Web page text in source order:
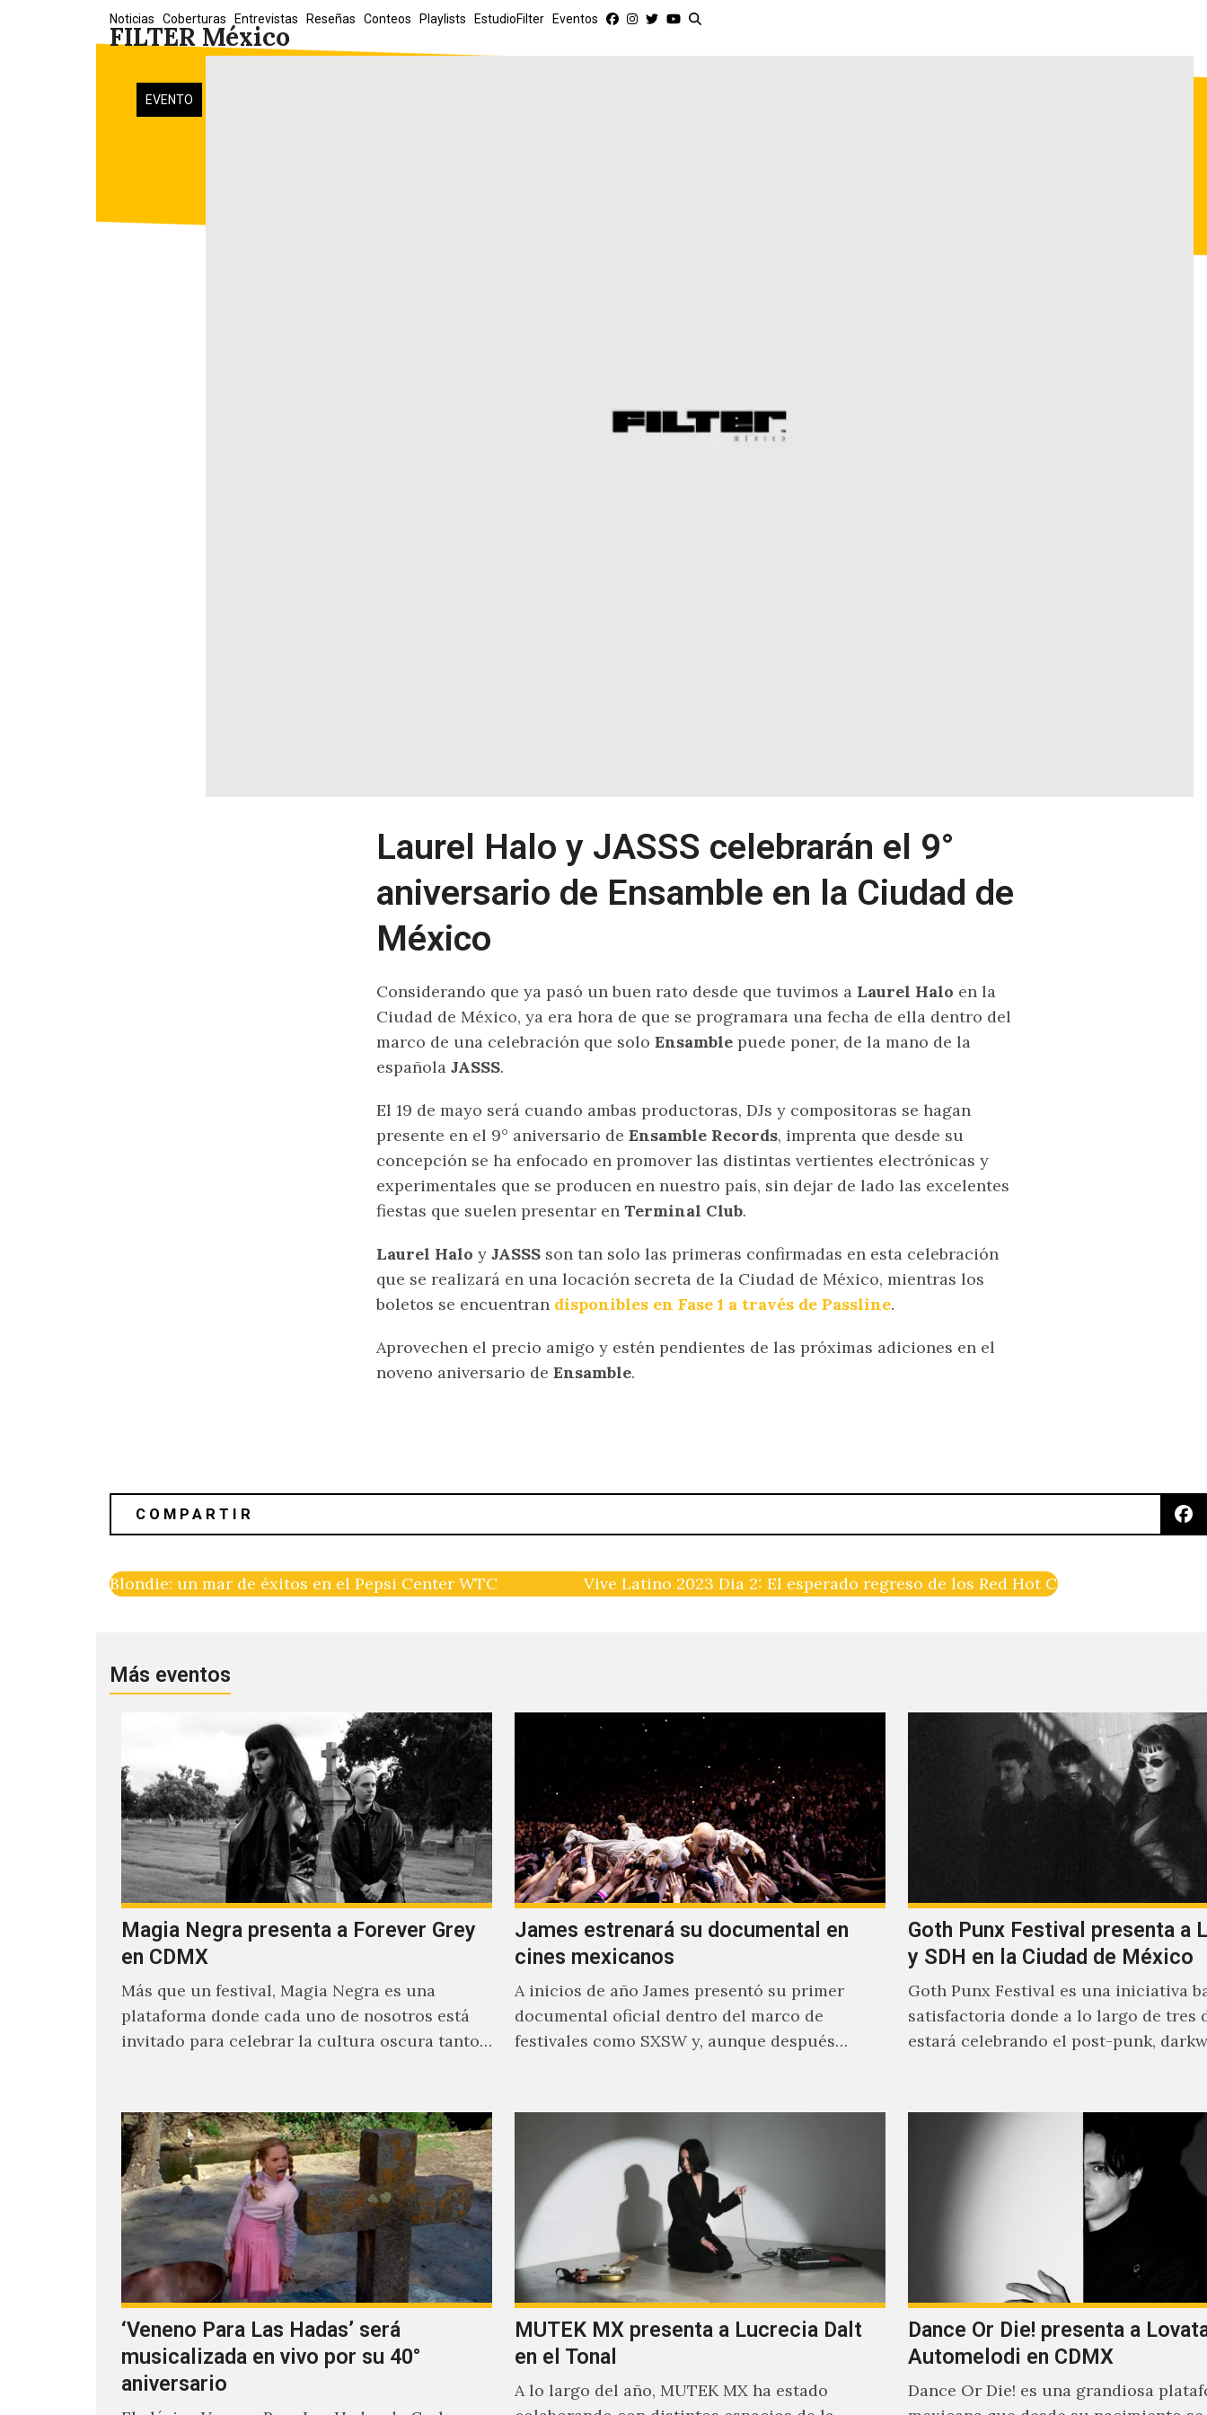
FILTER México
Noticias Coberturas Entrevistas Reseñas Conteos Playlists EstudioFilter Eventos
EVENTO
Laurel Halo y JASSS celebrarán el 9°
aniversario de Ensamble en la Ciudad de
México
Considerando que ya pasó un buen rato desde que tuvimos a Laurel Halo en la
Ciudad de México, ya era hora de que se programara una fecha de ella dentro del
marco de una celebración que solo Ensamble puede poner, de la mano de la
española JASSS.
El 19 de mayo será cuando ambas productoras, DJs y compositoras se hagan
presente en el 9° aniversario de Ensamble Records, imprenta que desde su
concepción se ha enfocado en promover las distintas vertientes electrónicas y
experimentales que se producen en nuestro país, sin dejar de lado las excelentes
fiestas que suelen presentar en Terminal Club.
Laurel Halo y JASSS son tan solo las primeras confirmadas en esta celebración
que se realizará en una locación secreta de la Ciudad de México, mientras los
boletos se encuentran disponibles en Fase 1 a través de Passline.
Aprovechen el precio amigo y estén pendientes de las próximas adiciones en el
noveno aniversario de Ensamble.
Blondie: un mar de éxitos en el Pepsi Center WTC Vive Latino 2023 Dia 2: El esperado regreso de los Red Hot Chili Peppers
Más eventos
Magia Negra presenta a Forever Grey
en CDMX
Más que un festival, Magia Negra es una
plataforma donde cada uno de nosotros está
invitado para celebrar la cultura oscura tanto
James estrenará su documental en
cines mexicanos
A inicios de año James presentó su primer
documental oficial dentro del marco de
festivales como SXSW y, aunque después
Goth Punx Festival presenta a
y SDH en la Ciudad de México
Goth Punx Festival es una iniciativa
satisfactoria donde a lo largo de tres
estará celebrando el post-punk,
‘Veneno Para Las Hadas’ será
musicalizada en vivo por su 40°
aniversario
MUTEK MX presenta a Lucrecia Dalt
en el Tonal
A lo largo del año, MUTEK MX ha estado
Dance Or Die! presenta a
Automelodi en CDMX
Dance Or Die! es una grandiosa